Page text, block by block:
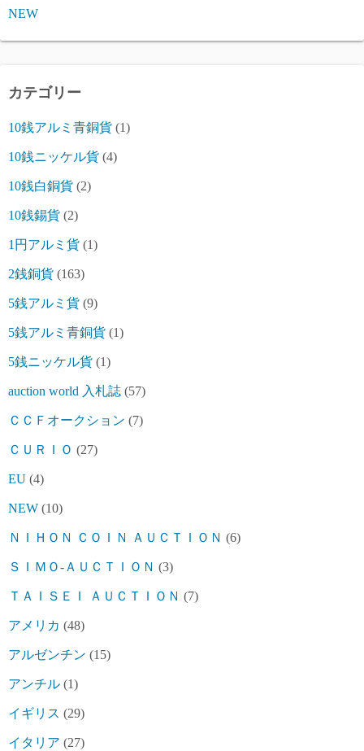
NEW
カテゴリー
10銭アルミ青銅貨 (1)
10銭ニッケル貨 (4)
10銭白銅貨 (2)
10銭錫貨 (2)
1円アルミ貨 (1)
2銭銅貨 (163)
5銭アルミ貨 (9)
5銭アルミ青銅貨 (1)
5銭ニッケル貨 (1)
auction world 入札誌 (57)
ＣＣＦオークション (7)
ＣＵＲＩＯ (27)
EU (4)
NEW (10)
ＮＩＨＯＮ ＣＯＩＮ ＡＵＣＴＩＯＮ (6)
ＳＩＭＯ-ＡＵＣＴＩＯＮ (3)
ＴＡＩＳＥＩ ＡＵＣＴＩＯＮ (7)
アメリカ (48)
アルゼンチン (15)
アンチル (1)
イギリス (29)
イタリア (27)